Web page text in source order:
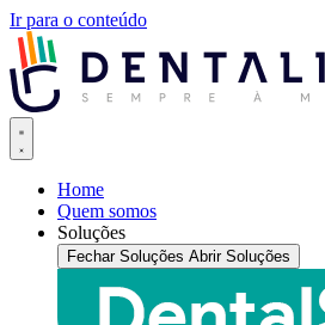
Ir para o conteúdo
Home
Quem somos
Soluções
Fechar Soluções Abrir Soluções